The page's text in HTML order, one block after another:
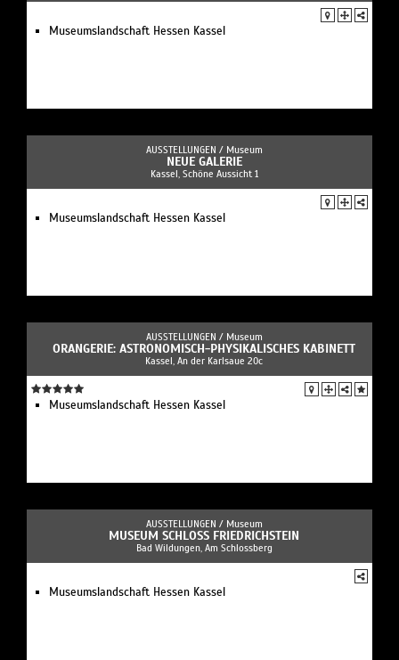
Museumslandschaft Hessen Kassel
AUSSTELLUNGEN / Museum
NEUE GALERIE
Kassel, Schöne Aussicht 1
Museumslandschaft Hessen Kassel
AUSSTELLUNGEN / Museum
ORANGERIE: ASTRONOMISCH-PHYSIKALISCHES KABINETT
Kassel, An der Karlsaue 20c
Museumslandschaft Hessen Kassel
AUSSTELLUNGEN / Museum
MUSEUM SCHLOSS FRIEDRICHSTEIN
Bad Wildungen, Am Schlossberg
Museumslandschaft Hessen Kassel